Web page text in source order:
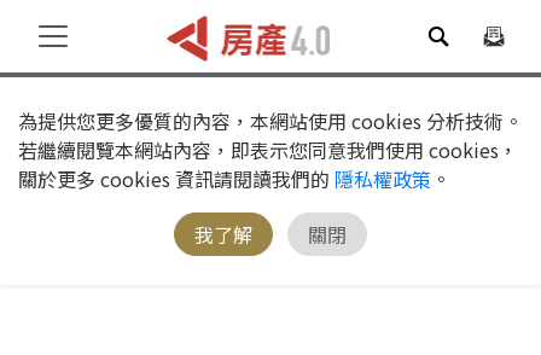
為提供您更多優質的內容，本網站使用 cookies 分析技術。
若繼續閱覽本網站內容，即表示您同意我們使用 cookies，
關於更多 cookies 資訊請閱讀我們的 隱私權政策 。
我了解
關閉